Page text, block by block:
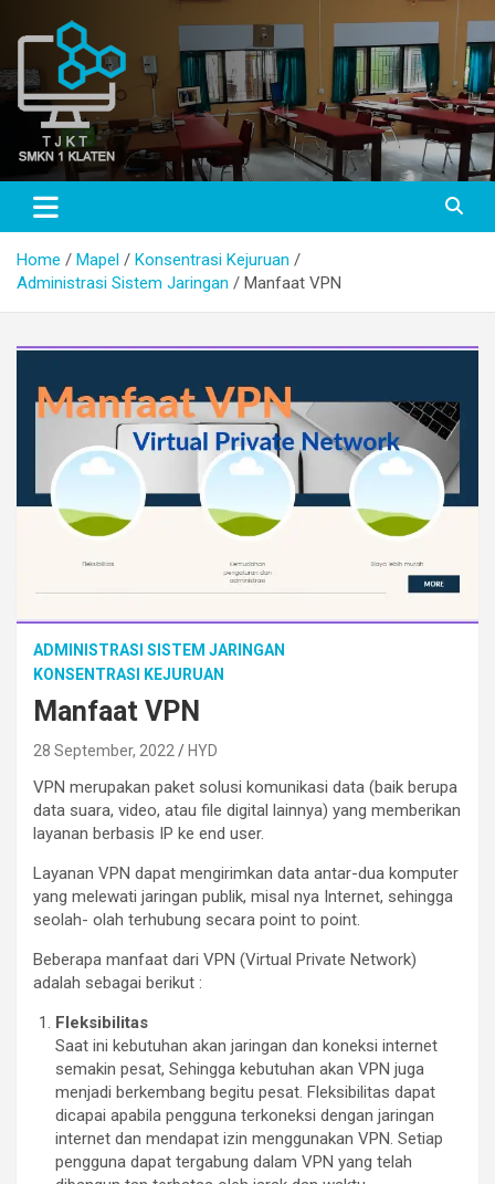
TJKT SMKN 1 KLATEN
TJKT SMKN 1 KLATEN
Home Mapel
Konsentrasi Kejuruan
Administrasi Sistem Jaringan
Manfaat VPN
ADMINISTRASI SISTEM JARINGAN
KONSENTRASI KEJURUAN
Manfaat VPN
28 September, 2022 HYD
VPN merupakan paket solusi komunikasi data (baik berupa
data suara, video, atau file digital lainnya) yang memberikan
layanan berbasis IP ke end user.
Layanan VPN dapat mengirimkan data antar-dua komputer
yang melewati jaringan publik, misal nya Internet, sehingga
seolah- olah terhubung secara point to point.
Beberapa manfaat dari VPN (Virtual Private Network)
adalah sebagai berikut :
Fleksibilitas
Saat ini kebutuhan akan jaringan dan koneksi internet
semakin pesat, Sehingga kebutuhan akan VPN juga
menjadi berkembang begitu pesat. Fleksibilitas dapat
dicapai apabila pengguna terkoneksi dengan jaringan
internet dan mendapat izin menggunakan VPN. Setiap
pengguna dapat tergabung dalam VPN yang telah